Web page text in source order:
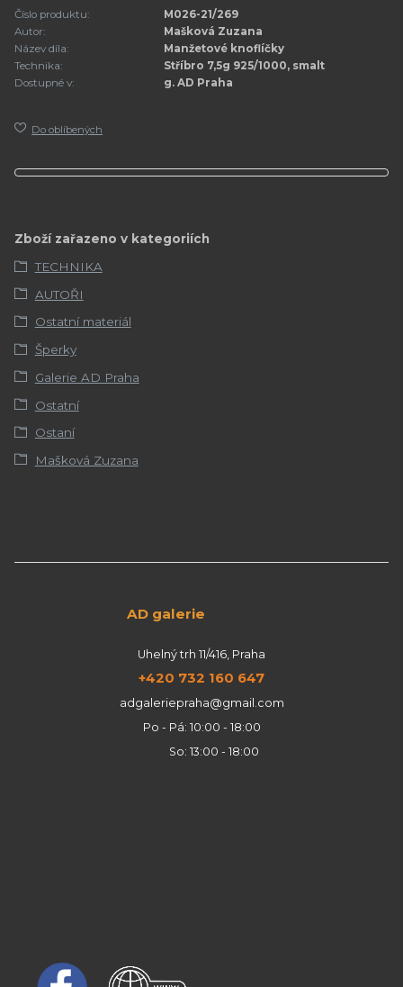
Číslo produktu:
M026-21/269
Autor:
Mašková Zuzana
Název díla:
Manžetové knoflíčky
Technika:
Stříbro 7,5g 925/1000, smalt
Dostupné v:
g. AD Praha
Do oblíbených
Zboží zařazeno v kategoriích
TECHNIKA
AUTOŘI
Ostatní materiál
Šperky
Galerie AD Praha
Ostatní
Ostaní
Mašková Zuzana
AD galerie
Uhelný trh 11/416, Praha
+420 732 160 647
adgaleriepraha@gmail.com
Po - Pá: 10:00 - 18:00
So: 13:00 - 18:00